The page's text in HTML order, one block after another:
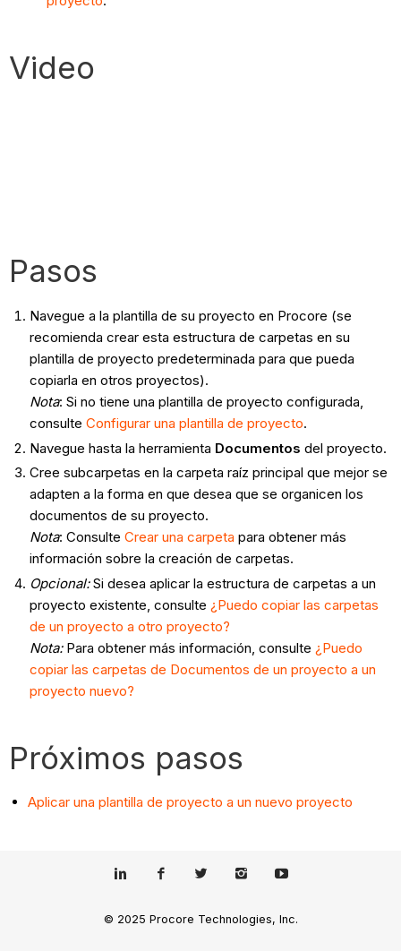
Video
Pasos
Navegue a la plantilla de su proyecto en Procore (se
recomienda crear esta estructura de carpetas en su
plantilla de proyecto predeterminada para que pueda
copiarla en otros proyectos).
Nota: Si no tiene una plantilla de proyecto configurada,
consulte Configurar una plantilla de proyecto.
Navegue hasta la herramienta Documentos del proyecto.
Cree subcarpetas en la carpeta raíz principal que mejor se
adapten a la forma en que desea que se organicen los
documentos de su proyecto.
Nota: Consulte Crear una carpeta para obtener más
información sobre la creación de carpetas.
Opcional:Si desea aplicar la estructura de carpetas a un
proyecto existente, consulte ¿Puedo copiar las carpetas
de un proyecto a otro proyecto?
Nota: Para obtener más información, consulte ¿Puedo
copiar las carpetas de Documentos de un proyecto a un
proyecto nuevo?
Próximos pasos
Aplicar una plantilla de proyecto a un nuevo proyecto
© 2025 Procore Technologies, Inc.